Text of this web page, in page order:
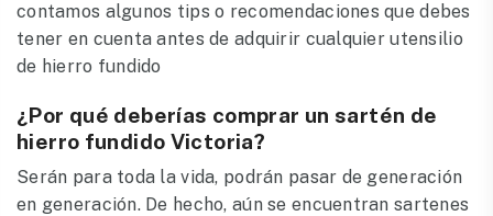
contamos algunos tips o recomendaciones que debes
tener en cuenta antes de adquirir cualquier utensilio
de hierro fundido
¿Por qué deberías comprar un sartén de
hierro fundido Victoria?
Serán para toda la vida, podrán pasar de generación
en generación. De hecho, aún se encuentran sartenes